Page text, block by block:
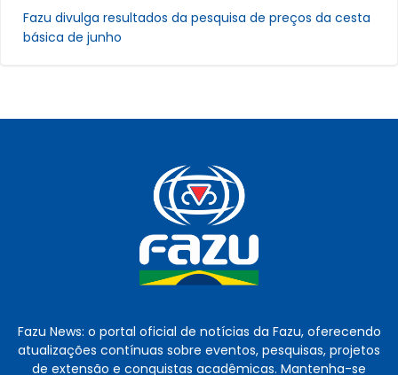
Fazu divulga resultados da pesquisa de preços da cesta
básica de junho
Fazu News: o portal oficial de notícias da Fazu, oferecendo
atualizações contínuas sobre eventos, pesquisas, projetos
de extensão e conquistas acadêmicas. Mantenha-se